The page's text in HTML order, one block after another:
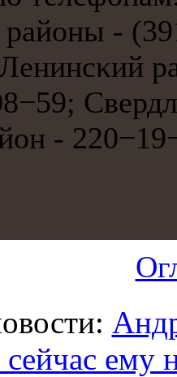
-
-
ему